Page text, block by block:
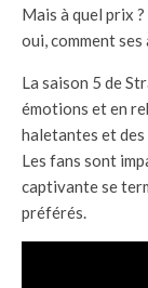
Mais à quel prix
oui, comment
La saison 5 de
émotions et en
haletantes et
Les fans sont
captivante se
préférés.